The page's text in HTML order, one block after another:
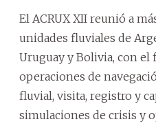
El ACRUX XII reunió a
unidades fluviales de
Uruguay y Bolivia, con el
operaciones de
fluvial, visita, registro y
simulaciones de crisis y